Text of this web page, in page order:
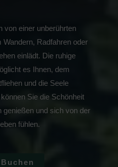
von einer unberührten
Radfahren oder
einlädt. Die ruhige
es Ihnen, dem
und die Seele
Sie die Schönheit
genießen und sich von der
fühlen.